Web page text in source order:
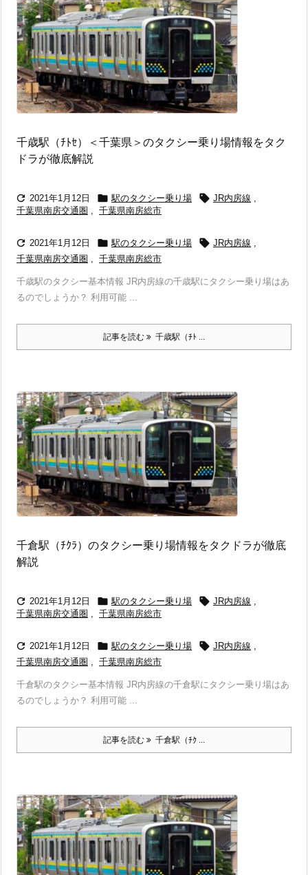
千歳駅（ﾁﾄｾ）＜千葉県＞のタクシー乗り場情報をタク
ドラが徹底解説
 2021年1月12日  駅のタクシー乗り場  JR内房線 ,
千葉県南房交通圏 , 千葉県南房総市
 2021年1月12日  駅のタクシー乗り場  JR内房線 ,
千葉県南房交通圏 , 千葉県南房総市
千歳駅のタクシー基本情報 JR内房線の千歳駅にタクシー乗り場はあ
るのでしょうか？ 利用可能 ...
記事を読む 千歳駅（ﾁﾄ ...
千倉駅（ﾁｸﾗ）のタクシー乗り場情報をタクドラが徹底
解説
 2021年1月12日  駅のタクシー乗り場  JR内房線 ,
千葉県南房交通圏 , 千葉県南房総市
 2021年1月12日  駅のタクシー乗り場  JR内房線 ,
千葉県南房交通圏 , 千葉県南房総市
千倉駅のタクシー基本情報 JR内房線の千倉駅にタクシー乗り場はあ
るのでしょうか？ 利用可能 ...
記事を読む 千倉駅（ﾁｸ ...